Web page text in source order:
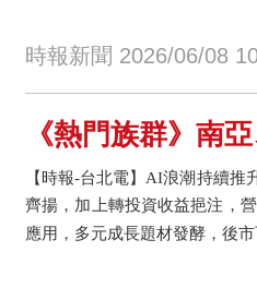
時報新聞 2026/06/08
《熱門族群》南
【時報-台北電】AI浪潮持續
齊揚，加上轉投資收益挹注，
應用，多元成長題材發酵，後市